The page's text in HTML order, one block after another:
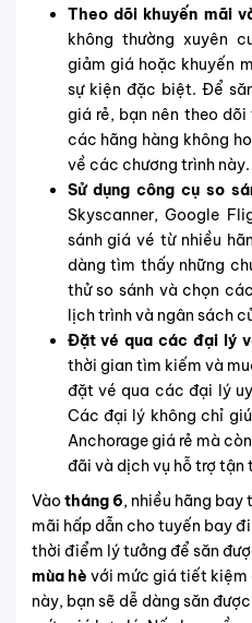
Theo dõi khuyến mãi
không thường xuyên
giảm giá hoặc khuyến
sự kiện đặc biệt. Để
giá rẻ, bạn nên theo
các hãng hàng không
về các chương trình này.
Sử dụng công cụ so
Skyscanner, Google
sánh giá vé từ nhiều
dàng tìm thấy những
thử so sánh và chọn
lịch trình và ngân sách
Đặt vé qua các đại lý
thời gian tìm kiếm và
đặt vé qua các đại lý
Các đại lý không chỉ
Anchorage giá rẻ mà
đãi và dịch vụ hỗ trợ tận
Vào tháng 6, nhiều hãng bay
mãi hấp dẫn cho tuyến bay
thời điểm lý tưởng để săn
mùa hè với mức giá tiết kiệm
này, bạn sẽ dễ dàng săn